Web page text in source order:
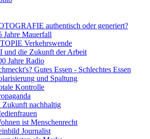
authentisch oder generiert?
Jahre Mauerfall
Verkehrswende
und die Zukunft der Arbeit
Jahre Radio
Gutes Essen - Schlechtes Essen
und Spaltung
Kontrolle
Zukunft nachhaltig
ist Menschenrecht
Journalist